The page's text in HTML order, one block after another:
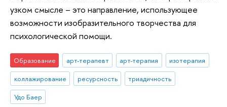
узком смысле – это направление, использующее
возможности изобразительного творчества для
психологической помощи.
Образование арт-терапевт арт-терапия
изотерапия
коллажирование
ресурсность
триадичность
Удо Баер